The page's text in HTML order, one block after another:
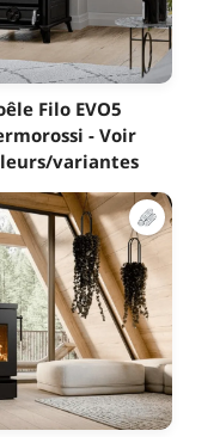
Filo EVO5
- Voir
variantes